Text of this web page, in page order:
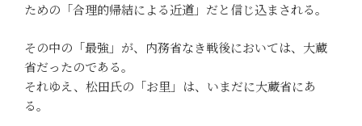
ための「合理的帰結による近道」だと信じ込まされる。
その中の「最強」が、内務省なき戦後においては、大蔵
省だったのである。
それゆえ、松田氏の「お里」は、いまだに大蔵省にあ
る。